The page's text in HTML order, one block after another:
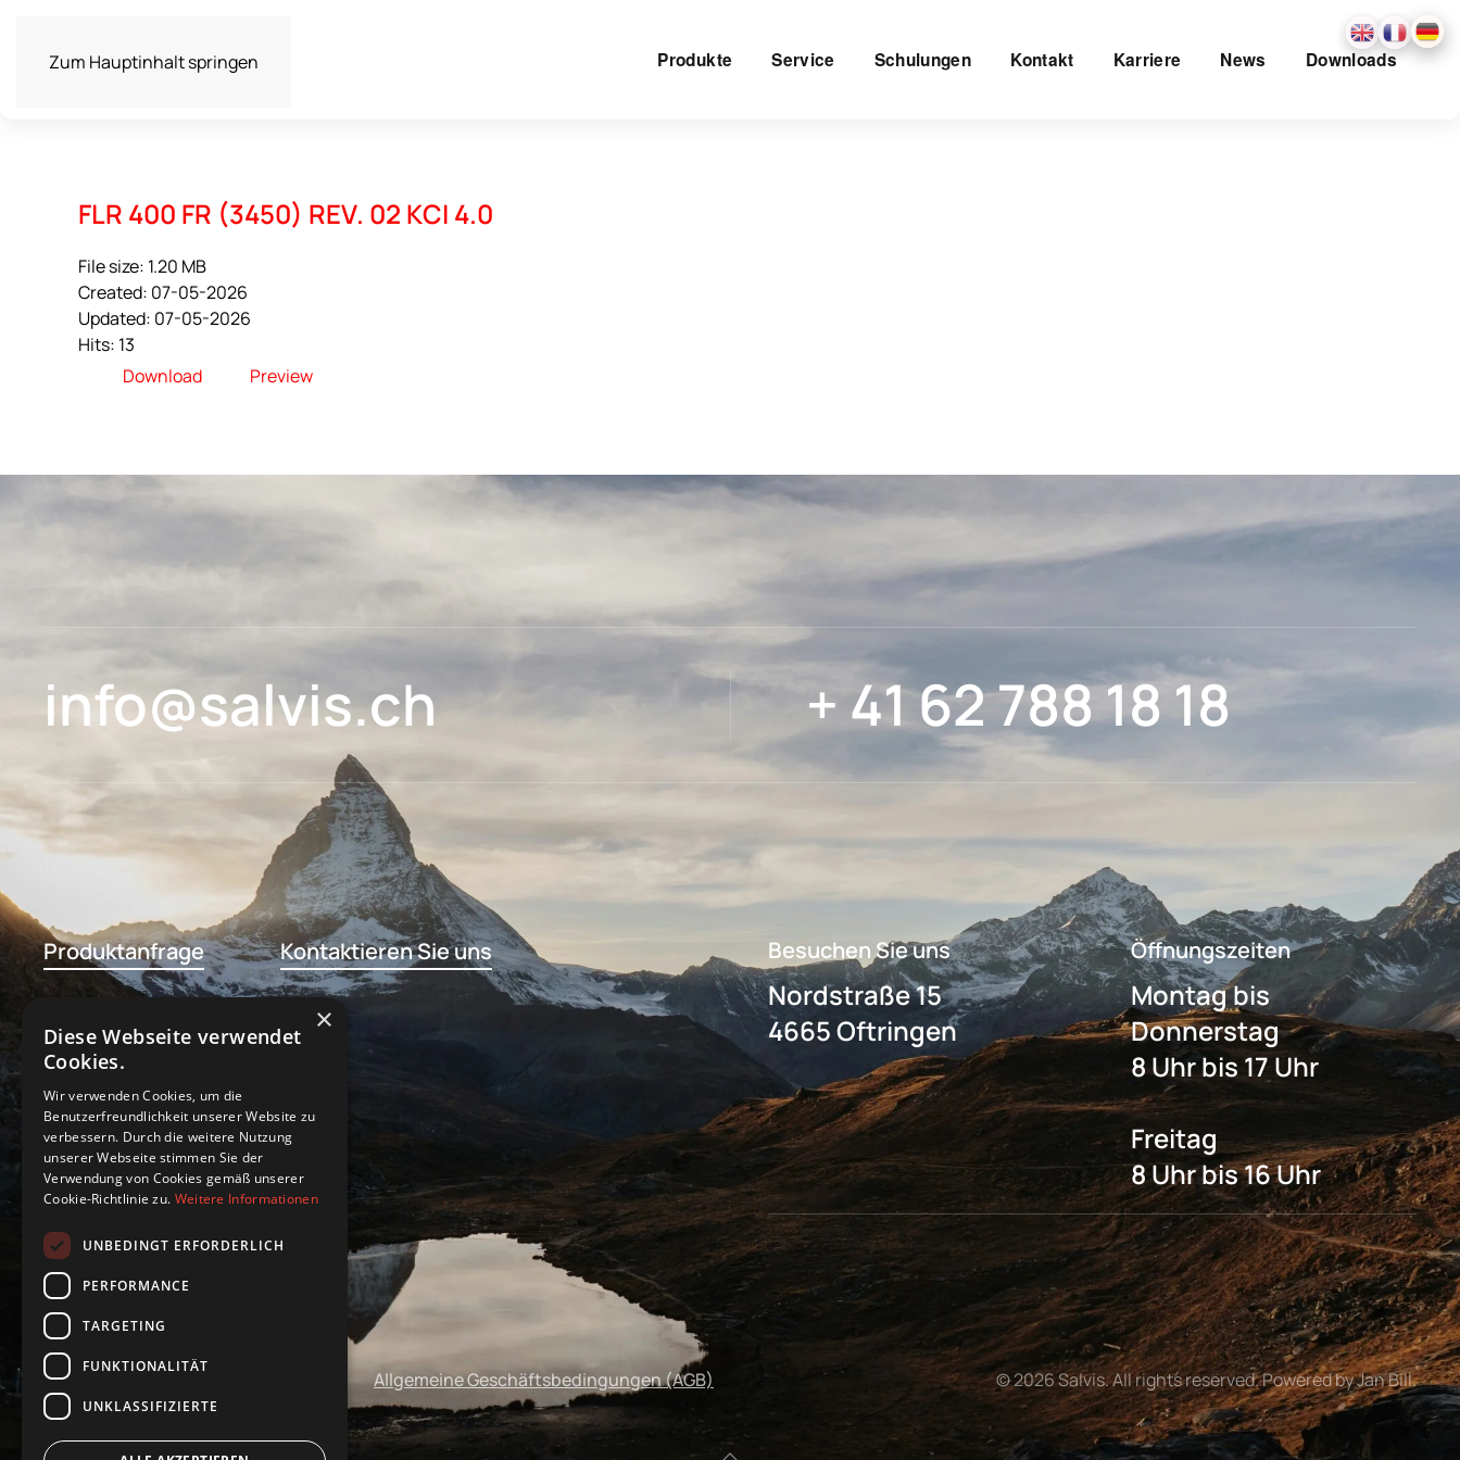
Zum Hauptinhalt springen Produkte Service Schulungen Kontakt Karriere News Downloads
FLR 400 FR (3450) REV. 02 KCI 4.0
File size: 1.20 MB
Created: 07-05-2026
Updated: 07-05-2026
Hits: 13
Download
Preview
info@salvis.ch + 41 62 788 18 18
Produktanfrage Kontaktieren Sie uns Besuchen Sie uns
Nordstraße 15
4665 Oftringen
Öffnungszeiten
Montag bis
Donnerstag
8 Uhr bis 17 Uhr
Freitag
8 Uhr bis 16 Uhr
Impressum Allgemeine Geschäftsbedingungen (AGB) ©2026Salvis. All rights reserved. Powered by Jan Bill.
×
Diese Webseite verwendet
Cookies.
Wir verwenden Cookies, um die
Benutzerfreundlichkeit unserer Website zu
verbessern. Durch die weitere Nutzung
unserer Webseite stimmen Sie der
Verwendung von Cookies gemäß unserer
Cookie-Richtlinie zu. Weitere Informationen
UNBEDINGT ERFORDERLICH
PERFORMANCE
TARGETING
FUNKTIONALITÄT
UNKLASSIFIZIERTE